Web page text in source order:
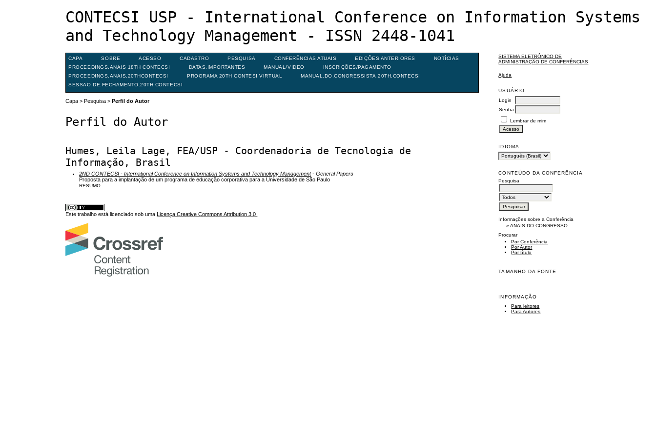
CONTECSI USP - International Conference on Information Systems
and Technology Management - ISSN 2448-1041
SISTEMA ELETRÔNICO DE
ADMINISTRAÇÃO DE CONFERÊNCIAS
Ajuda
USUÁRIO
Login
Senha
Lembrar de mim
IDIOMA
CONTEÚDO DA CONFERÊNCIA
Pesquisa
Informações sobre a Conferência
»ANAIS DO CONGRESSO
Procurar
Por Conferência
Por Autor
Por título
TAMANHO DA FONTE
INFORMAÇÃO
Para leitores
Para Autores
CAPA SOBRE ACESSO CADASTRO PESQUISA CONFERÊNCIAS ATUAIS EDIÇÕES ANTERIORES
NOTÍCIAS
PROCEEDINGS.ANAIS 18TH CONTECSI
DATAS.IMPORTANTES MANUAL/VIDEO
INSCRIÇÕES/PAGAMENTO
PROCEEDINGS.ANAIS.20THCONTECSI
PROGRAMA 20TH CONTESI VIRTUAL
MANUAL.DO.CONGRESSISTA.20TH.CONTECSI
SESSAO.DE.FECHAMENTO.20TH.CONTECSI
Capa >Pesquisa >Perfil do Autor
Perfil do Autor
Humes, Leila Lage, FEA/USP - Coordenadoria de Tecnologia de
Informação, Brasil
2ND CONTECSI - International Conference on Information Systems and Technology Management- General Papers
Proposta para a implantação de um programa de educação corporativa para a Universidade de São Paulo
RESUMO
Este trabalho está licenciado sob uma Licença Creative Commons Attribution 3.0